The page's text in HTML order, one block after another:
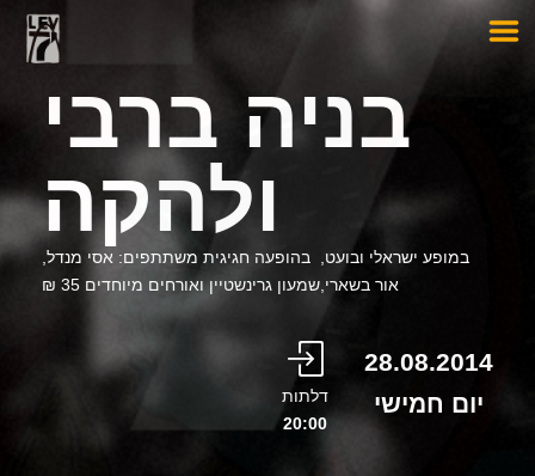
בניה ברבי
ולהקה
במופע ישראלי ובועט, בהופעה חגיגית משתתפים: אסי מנדל,
אור בשארי,שמעון גרינשטיין ואורחים מיוחדים 35 ₪
28.08.2014
יום חמישי
דלתות
20:00